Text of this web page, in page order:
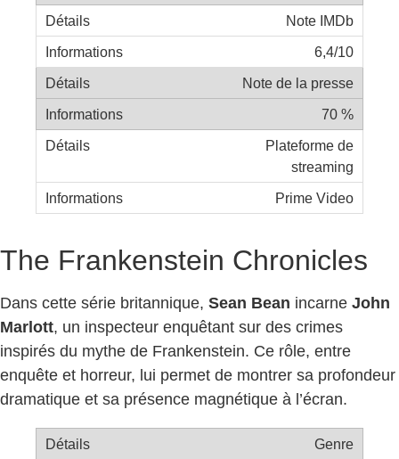
Note IMDb
6,4/10
Note de la presse
70 %
Plateforme de
streaming
Prime Video
The Frankenstein Chronicles
Dans cette série britannique, Sean Bean incarne John
Marlott, un inspecteur enquêtant sur des crimes
inspirés du mythe de Frankenstein. Ce rôle, entre
enquête et horreur, lui permet de montrer sa profondeur
dramatique et sa présence magnétique à l’écran.
Genre